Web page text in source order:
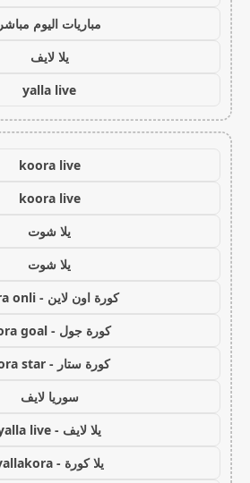
مباريات اليوم مباشر
يلا لايف
yalla live
koora live
koora live
يلا شوت
يلا شوت
كورة اون لاين - kora onli
كورة جول - kora goal
كورة ستار - kora star
سوريا لايف
يلا لايف - yalla live
يلا كورة - yallakora